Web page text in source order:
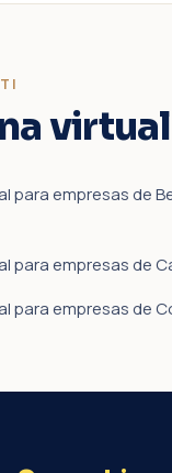
para empresas de
para empresas de
para empresas de